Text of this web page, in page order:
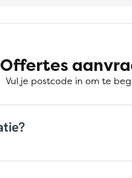
Offertes
Vul je postcode in om te